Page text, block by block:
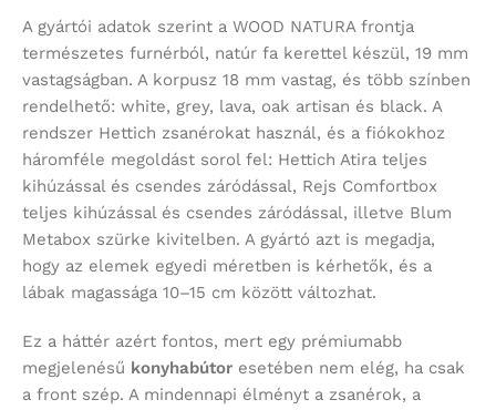
A gyártói adatok szerint a WOOD NATURA frontja
természetes furnérból, natúr fa kerettel készül, 19 mm
vastagságban. A korpusz 18 mm vastag, és több színben
rendelhető: white, grey, lava, oak artisan és black. A
rendszer Hettich zsanérokat használ, és a fiókokhoz
háromféle megoldást sorol fel: Hettich Atira teljes
kihúzással és csendes záródással, Rejs Comfortbox
teljes kihúzással és csendes záródással, illetve Blum
Metabox szürke kivitelben. A gyártó azt is megadja,
hogy az elemek egyedi méretben is kérhetők, és a
lábak magassága 10–15 cm között változhat.
Ez a háttér azért fontos, mert egy prémiumabb
megjelenésű konyhabútor esetében nem elég, ha csak
a front szép. A mindennapi élményt a zsanérok, a